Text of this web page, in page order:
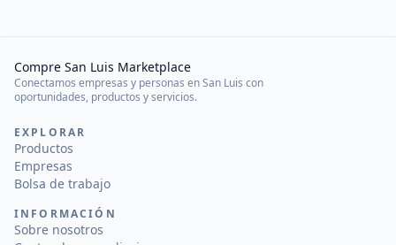
Compre San Luis Marketplace
Conectamos empresas y personas en San Luis con
oportunidades, productos y servicios.
EXPLORAR
Productos
Empresas
Bolsa de trabajo
INFORMACIÓN
Sobre nosotros